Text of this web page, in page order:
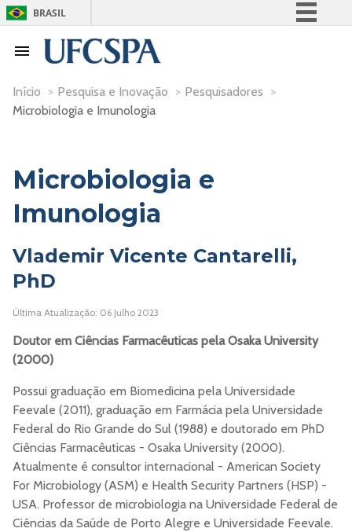
BRASIL
Participe
Início > Pesquisa e Inovação > Pesquisadores >
Microbiologia e Imunologia
Microbiologia e
Imunologia
Vlademir Vicente Cantarelli,
PhD
Última Atualização: 06 Julho 2023
Doutor em Ciências Farmacêuticas pela Osaka University
(2000)
Possui graduação em Biomedicina pela Universidade
Feevale (2011), graduação em Farmácia pela Universidade
Federal do Rio Grande do Sul (1988) e doutorado em PhD
Ciências Farmacêuticas - Osaka University (2000).
Atualmente é consultor internacional - American Society
For Microbiology (ASM) e Health Security Partners (HSP) -
USA. Professor de microbiologia na Universidade Federal de
Ciências da Saúde de Porto Alegre e Universidade Feevale.